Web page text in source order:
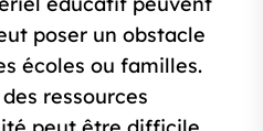
poser un obstacle
écoles ou familles.
ressources